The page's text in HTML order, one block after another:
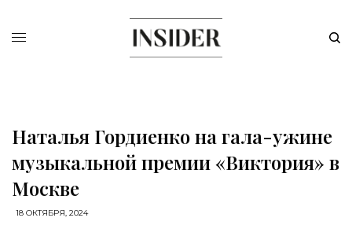
Наталья Гордиенко на гала-ужине
музыкальной премии «Виктория» в
Москве
18 ОКТЯБРЯ, 2024